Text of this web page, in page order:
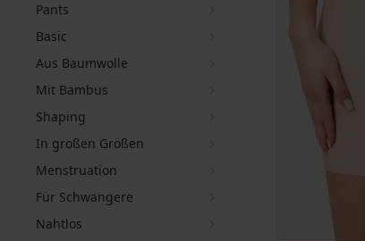
Pants
Basic
Aus Baumwolle
Mit Bambus
Shaping
In großen Größen
Menstruation
Für Schwangere
Nahtlos